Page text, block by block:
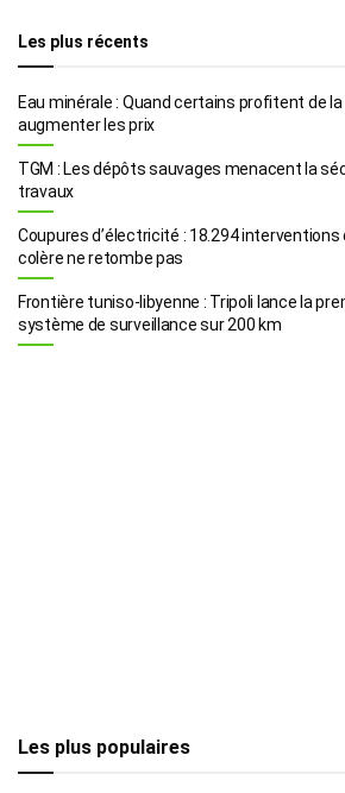
Les plus récents
Eau minérale : Quand certains profitent de
augmenter les prix
TGM : Les dépôts sauvages menacent la
travaux
Coupures d’électricité : 18.294 interventions
colère ne retombe pas
Frontière tuniso-libyenne : Tripoli lance la
système de surveillance sur 200 km
Les plus populaires